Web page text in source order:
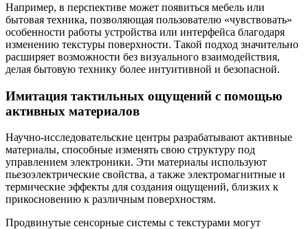
Например, в перспективе может появиться мебель или
бытовая техника, позволяющая пользователю «чувствовать»
особенности работы устройства или интерфейса благодаря
изменению текстуры поверхности. Такой подход значительно
расширяет возможности без визуального взаимодействия,
делая бытовую технику более интуитивной и безопасной.
Имитация тактильных ощущений с помощью
активных материалов
Научно-исследовательские центры разрабатывают активные
материалы, способные изменять свою структуру под
управлением электроники. Эти материалы используют
пьезоэлектрические свойства, а также электромагнитные и
термические эффекты для создания ощущений, близких к
прикосновению к различным поверхностям.
Продвинутые сенсорные системы с текстурами могут